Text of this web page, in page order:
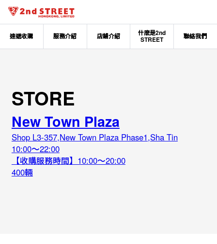
速遞收購 服務介紹 店鋪介紹
什麽是2nd
STREET
聯絡我們
STORE
New Town Plaza
Shop L3-357,New Town Plaza Phase1,Sha Tin
10:00～22:00
【收購服務時間】10:00～20:00
400輛